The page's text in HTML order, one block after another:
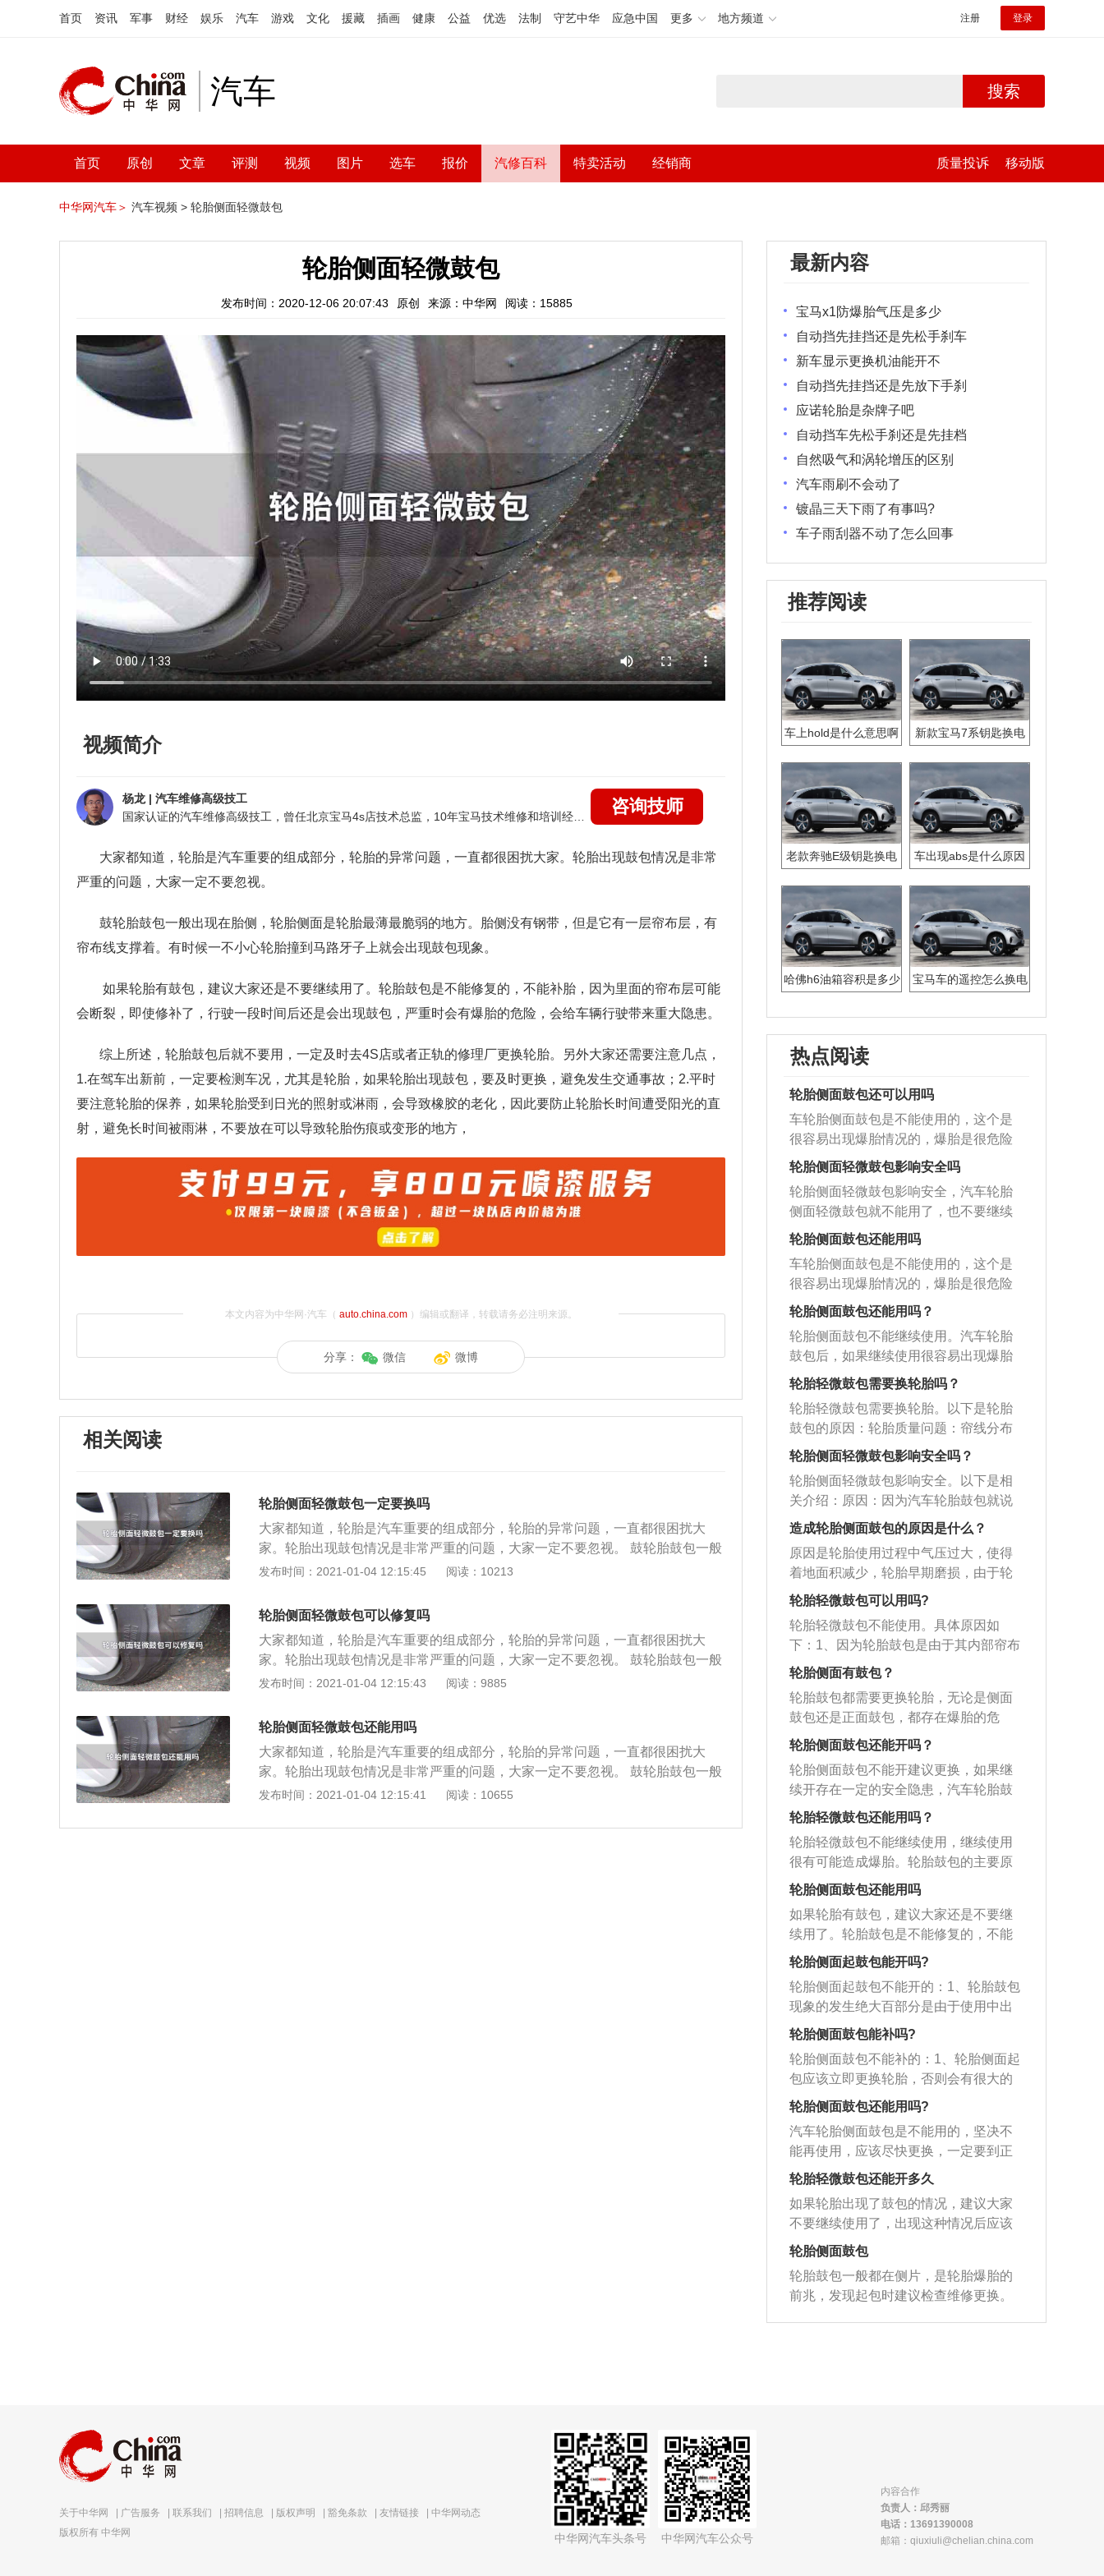
首页 资讯 军事 财经 娱乐 汽车 游戏 文化 援藏 插画 健康 公益 优选 法制 守艺中华 应急中国 更多 地方频道 注册 登录
汽车 搜索
首页 原创 文章 评测 视频 图片 选车 报价 汽修百科 特卖活动 经销商 质量投诉 移动版
中华网汽车＞ 汽车视频 > 轮胎侧面轻微鼓包
轮胎侧面轻微鼓包
发布时间：2020-12-06 20:07:43 原创 来源：中华网 阅读：15885
视频简介
杨龙| 汽车维修高级技工
国家认证的汽车维修高级技工，曾任北京宝马4s店技术总监，10年宝马技术维修和培训经验，擅长：宝马全系疑难故障诊断维修，远程维修技术指导
咨询技师
大家都知道，轮胎是汽车重要的组成部分，轮胎的异常问题，一直都很困扰大家。轮胎出现鼓包情况是非常
严重的问题，大家一定不要忽视。
鼓轮胎鼓包一般出现在胎侧，轮胎侧面是轮胎最薄最脆弱的地方。胎侧没有钢带，但是它有一层帘布层，有
帘布线支撑着。有时候一不小心轮胎撞到马路牙子上就会出现鼓包现象。
如果轮胎有鼓包，建议大家还是不要继续用了。轮胎鼓包是不能修复的，不能补胎，因为里面的帘布层可能
会断裂，即使修补了，行驶一段时间后还是会出现鼓包，严重时会有爆胎的危险，会给车辆行驶带来重大隐患。
综上所述，轮胎鼓包后就不要用，一定及时去4S店或者正轨的修理厂更换轮胎。另外大家还需要注意几点，
1.在驾车出新前，一定要检测车况，尤其是轮胎，如果轮胎出现鼓包，要及时更换，避免发生交通事故； 2.平时
要注意轮胎的保养，如果轮胎受到日光的照射或淋雨，会导致橡胶的老化，因此要防止轮胎长时间遭受阳光的直
射，避免长时间被雨淋，不要放在可以导致轮胎伤痕或变形的地方，
本文内容为中华网·汽车（ auto.china.com）编辑或翻译，转载请务必注明来源。
分享： 微信 微博
相关阅读
轮胎侧面轻微鼓包一定要换吗
大家都知道，轮胎是汽车重要的组成部分，轮胎的异常问题，一直都很困扰大
家。轮胎出现鼓包情况是非常严重的问题，大家一定不要忽视。 鼓轮胎鼓包一般
出现在胎侧，轮胎侧面是轮胎最薄最脆弱的地方。胎侧没有钢带，但是它 一层帘
象。 如果轮胎有鼓包，建议大家还是不要继续用了。轮胎鼓包是不能修复的，不
能补胎，因为里面的帘布层可能会断裂，即使修补了，行驶一段时间后还是会出
现鼓包，严重时会有爆胎的危险，会给车辆行驶带来重大隐患。 综上所述，轮胎
鼓包后就不要用，一定及时去4S店或者正轨的修理厂更换轮胎。另外大家还需要
注意几点，1.在驾车出新前，一定要检测车况，尤其是轮胎，如果轮胎出现鼓
日光的照射或淋雨，会导致橡胶的老化，因此要防止轮胎长时间遭受阳光的直
射，避免长时间被雨淋，不要放在可以导致轮胎伤痕或变形的地方，
发布时间：2021-01-04 12:15:45 阅读：10213
轮胎侧面轻微鼓包可以修复吗
大家都知道，轮胎是汽车重要的组成部分，轮胎的异常问题，一直都很困扰大
家。轮胎出现鼓包情况是非常严重的问题，大家一定不要忽视。 鼓轮胎鼓包一般
出现在胎侧，轮胎侧面是轮胎最薄最脆弱的地方。胎侧没有钢带，但是它 一层帘
象。 如果轮胎有鼓包，建议大家还是不要继续用了。轮胎鼓包是不能修复的，不
能补胎，因为里面的帘布层可能会断裂，即使修补了，行驶一段时间后还是会出
现鼓包，严重时会有爆胎的危险，会给车辆行驶带来重大隐患。 综上所述，轮胎
鼓包后就不要用，一定及时去4S店或者正轨的修理厂更换轮胎。另外大家还需要
注意几点，1.在驾车出新前，一定要检测车况，尤其是轮胎，如果轮胎出现鼓
发布时间：2021-01-04 12:15:43 阅读：9885
轮胎侧面轻微鼓包还能用吗
大家都知道，轮胎是汽车重要的组成部分，轮胎的异常问题，一直都很困扰大
家。轮胎出现鼓包情况是非常严重的问题，大家一定不要忽视。 鼓轮胎鼓包一般
出现在胎侧，轮胎侧面是轮胎最薄最脆弱的地方。胎侧没有钢带，但是它一层帘
象。 如果轮胎有鼓包，建议大家还是不要继续用了。轮胎鼓包是不能修复的，不
发布时间：2021-01-04 12:15:41 阅读：10655
最新内容
宝马x1防爆胎气压是多少
自动挡先挂挡还是先松手刹车
新车显示更换机油能开不
自动挡先挂挡还是先放下手刹
应诺轮胎是杂牌子吧
自动挡车先松手刹还是先挂档
自然吸气和涡轮增压的区别
汽车雨刷不会动了
镀晶三天下雨了有事吗?
车子雨刮器不动了怎么回事
推荐阅读
车上hold是什么意思啊
新款宝马7系钥匙换电
老款奔驰E级钥匙换电
车出现abs是什么原因
哈佛h6油箱容积是多少
宝马车的遥控怎么换电
热点阅读
轮胎侧面鼓包还可以用吗
车轮胎侧面鼓包是不能使用的，这个是
很容易出现爆胎情况的，爆胎是很危险
的，建议更换新胎，尤其是夏日高温的
情况下，就更加危险。车轮侧面鼓包的
原因：1、如果轮胎在使用的过程中，出
现强烈的意外冲击，就会导致轮胎在冲
击物和轮辋凸缘之间产生严重的挤压变
形，这个是会造成胎壁帘子布断纱的，
然后轮胎内部的空气就会从断纱处顶
驶，如发生鼓包情况，更换轮胎即可。
2、还有胎压异常也会引致鼓包的：如果
胎压太大，轮胎就会很硬，在受异常的
外力作用下，容易发生断裂，产生鼓
包。解决方法：车主应注意胎压不能过
大也不能过小。3、气压偏低，轮胎就会
容易扁，在受硬物撞击时，容易在障碍
物与轮圈之间发生断裂，也会形成鼓包
的。解决方法：更换轮胎即可。4、使用
劣质轮胎。解决方法：选择优质轮胎。
或者正规的修理厂更换轮胎。另外还需
要注意几点：1、在驾车出行前，一定要
检测车况，尤其是轮胎，如果轮胎出现
鼓包，要及时更换，避免发生交通事
故；2、平时要注意轮胎的保养，如果轮
胎受到日光的照射或淋雨，会导致橡胶
的老化，因此要防止轮胎长时间遭受阳
光的直射，避免长时间被雨淋，不要放
在可以导致轮胎伤痕或变形的地方。
轮胎侧面轻微鼓包影响安全吗
轮胎侧面轻微鼓包影响安全，汽车轮胎
侧面轻微鼓包就不能用了，也不要继续
再开，不然会有安全隐患。因为轮胎鼓
包的原因是帘布层里的帘线裂了，使得
气体从帘线裂开处向外部挤压，失去了
帘线的支撑，由于轮胎是橡胶制造的，
橡胶富有弹性，从而被气体挤压出鼓
包。所以，继续开会造成爆胎。如果低
速行驶在城市道路爆胎了，就还可以掌
了，对人身安全造成很大的威胁。因
此，要赶紧换新轮胎。要尽可能的规避
轮胎鼓包的发生，才能更好的延长轮胎
使用年限。车主要定期的对轮胎胎压做
检查，让胎压始终维持在正常范围内，
不可让胎压高了或者低了，对于路况不
好的路面，要极慢速前进，停车时将车
辆放在比较平整的地方。
轮胎侧面鼓包还能用吗
车轮胎侧面鼓包是不能使用的，这个是
很容易出现爆胎情况的，爆胎是很危险
的，建议更换新胎，尤其是夏日高温的
情况下，就更加危险。车轮侧面鼓包的
原因：1、如果轮胎在使用的过程中，出
现强烈的意外冲击，就会导致轮胎在冲
击物和轮辋凸缘之间产生严重的挤压变
形，这个是会造成胎壁帘子布断纱的，
然后轮胎内部的空气就会从断纱处顶
致鼓包的：如果胎压太大，轮胎就会很
硬，在受异常的外力作用下，容易发生
断裂，产生鼓包；3、气压偏低，轮胎就
会容易扁，在受硬物撞击时，容易在障
碍物与轮圈之间发生断裂，也会形成鼓
包的。4、使用劣质轮胎。轮胎鼓包后就
不要用，一定及时去4S店或者正规的修
理厂更换轮胎。另外还需要注意几点：
1、在驾车出行前，一定要检测车况，尤
其是轮胎，如果轮胎出现鼓包，要及时
意轮胎的保养，如果轮胎受到日光的照
射或淋雨，会导致橡胶的老化，因此要
防止轮胎长时间遭受阳光的直射，避免
长时间被雨淋，不要放在可以导致轮胎
伤痕或变形的地方。
轮胎侧面鼓包还能用吗？
轮胎侧面鼓包不能继续使用。汽车轮胎
鼓包后，如果继续使用很容易出现爆胎
的情况，特别是在高速行驶的时候，会
有严重的安全隐患，建议尽快到附近维
修厂进行更换。轮胎出现鼓包情况，可
能是轮胎没安装好和轮胎品牌质量不
行，也有可能是在使用中出现意外冲
撞，造成胎壁帘布层局部断线形成的情
况。轮胎的作用：支持车辆的全部重
的扭力，保证车轮与路面的附着力；减
轻和吸收汽车行驶时的震动和冲击力，
避免汽车零部件受到剧烈震动和早期损
坏；适应车辆的高速性能；降低行驶中
的噪音。汽车轮胎的保养方法：定期检
查胎压；清除胎纹内杂物；检查轮胎的
磨损情况，根据磨损情况及时更换；进
行四轮换位，四轮换位能保证车辆4个轮
胎均匀受力，避免过度磨损。轮胎的寿
命：轮胎使用年限最长6-8年。对于轮胎
一般建议都是用三到五年，使用里程是
六到八万公里，然后再根据这个轮胎的
里程数或者是磨损程度，检查之后再来
换。
轮胎轻微鼓包需要换轮胎吗？
轮胎轻微鼓包需要换轮胎。以下是轮胎
鼓包的原因：轮胎质量问题：帘线分布
不均，帘线强度不足导致的鼓包。在正
常行驶的情况下出现。属于轮胎质量问
题，这种情况轮胎厂家会提供新胎更
换。外力撞击：一般受到外力造成，比
如受到挤压、撞击等。靠边停车靠得太
近，轮胎挤在马路牙子上，或者直接上
马路牙子时，都会挤到轮胎侧壁，挤压
过减速带、过坑等不减速，轮胎突然撞
击上去，也会导致断裂，这是突然间变
形量过大导致断裂。
轮胎侧面轻微鼓包影响安全吗？
轮胎侧面轻微鼓包影响安全。以下是相
关介绍：原因：因为汽车轮胎鼓包就说
明其内部的帘子线断裂，而帘布层是轮
胎的骨架，帘子线断裂就只剩橡胶在支
撑着不让气体往外跑，再加上胎侧本来
就很薄弱，当轮胎内的气压过大时，鼓
包处就很容易破裂。轮胎侧面鼓包的原
因：当轮胎气压过高时，则会容易出现
鼓包的现象；而胎压过低，轮毂与地面
不平，导致轮胎与地面或者障碍物经常
撞击，也会造成轮胎鼓包。轮胎蹭到马
路牙子，也是对轮胎损害极大，容易导
致出现鼓包的现象。
造成轮胎侧面鼓包的原因是什么？
原因是轮胎使用过程中气压过大，使得
着地面积减少，轮胎早期磨损，由于轮
胎滚动加速或轮胎散热差，使得胎面温
度升高，从而鼓包。以下是轮胎的相关
介绍：1、作用：支持车辆的全部重量，
承受汽车的负荷，并传递其他方向的力
和力矩；传送牵引和制动的扭力，保证
车轮和路面之间有良好的附着性，以提
高汽车的动力性、制动性和通过性；与
冲击；2、寿命：轮胎的寿命跟许多因素
有关，比如气候、道路、驾驶方式、安
装、保养维修等等。从国际的规定来
说，如果轮胎使用正常，轮胎磨至花纹
深度为1.6毫米时就必须更换。
轮胎轻微鼓包可以用吗?
轮胎轻微鼓包不能使用。具体原因如
下：1、因为轮胎鼓包是由于其内部帘布
层中的帘线出现断裂，导致气体从帘线
断裂处往外挤压，没有了帘线的支撑，
富有弹性的橡胶便会在气体的压力下出
现鼓包。2、当轮胎鼓包就说明轮胎内部
的帘线已经断裂，继续使用有可能会造
成爆胎。扩展内容：为了延长轮胎的使
用寿命，应尽可能避免鼓包现象的发
持在正常范围内，不能过高也不能过
低。在行驶时，遇到比较苛刻的路况应
减速通过，日常停车时应将车辆停放在
较为平整的路面上。
轮胎侧面有鼓包？
轮胎鼓包都需要更换轮胎，无论是侧面
鼓包还是正面鼓包，都存在爆胎的危
险，不宜继续使用。因为汽车轮胎鼓包
说明其内部的帘子线断裂，而帘布层是
轮胎的骨架，帘子线断裂就只剩橡胶在
支撑着不让气体往外跑，再加上胎侧本
来就很薄弱，当轮胎内的气压过大时，
鼓包处就很容易破裂。出现以下情况轮
胎不能修补：1、胎侧损坏不可以修补。
以修补。3、如有胎圈损坏或变形、胎面
变形、橡胶被化学品腐蚀或轮胎缺气碾
压损坏等无法修补。4、轮胎出现鼓包。
轮胎侧面鼓包还能开吗？
轮胎侧面鼓包不能开建议更换，如果继
续开存在一定的安全隐患，汽车轮胎鼓
包说明其内部的帘子线断裂，帘布层是
轮胎的骨架，帘子线断裂就只剩橡胶在
支撑着不让气体往外跑，再加上胎侧本
来就很薄弱，当轮胎内的气压过大时鼓
包处就很容易破裂。在有些修理店可能
会通过热补法修复较为轻微的鼓包，热
补法指的是用高温硫化将生胶融合到轮
的作用。实际上这种方法并没有从根本
上去解决帘子线断裂的问题，只是在鼓
包处加厚了橡胶，长时间或高速使用存
在很大的安全隐患。
轮胎轻微鼓包还能用吗？
轮胎轻微鼓包不能继续使用，继续使用
很有可能造成爆胎。轮胎鼓包的主要原
因：冠空。冠主要表现为轮胎花纹表面
(称之为冠面)即胎面顶部脱层。主要原因
是因为轮胎使用过程中轮胎气压过大，
使得轮胎着地面积减少，轮胎早期磨
损，轮胎使用过程中由于滚动加速或者
轮胎散热不是很好，使得胎面温度升
高；肩空。肩空是轮胎侧面鼓包的一
胎面与胎侧之间较为常见；子口空。主
要指载重子午线轮胎。主要表现钢圈周
围脱空。由于子口钢丝收口时存在问
题，造成钢丝圈开裂脱层。子口部位钢
丝圈部位的胶体由于高温原因或者胶体
本身配置有问题造成橡胶老化脱层；帘
子鼓包。主要指轿汽车午线轮胎在经过
沟、坎或路面异物时速度过快导致钢圈
和地面挤压轮胎侧面断裂引起胎侧局部
位置鼓包。轮胎鼓包处理的注意事项：
胎专业安装设备及专业的安装程序来操
作；尽量避免长时间在恶劣的路况下行
驶，如果无法避免请注意车速越慢越
轮胎侧面鼓包还能用吗
如果轮胎有鼓包，建议大家还是不要继
续用了。轮胎鼓包是不能修复的，不能
补胎，因为里面的帘布层可能会断裂，
即使修补了，行驶一段时间后还是会出
现鼓包，严重时会有爆胎的危险，会给
车辆行驶带来重大隐患。一定及时去维
修机构更换轮胎。
轮胎侧面起鼓包能开吗?
轮胎侧面起鼓包不能开的：1、轮胎鼓包
现象的发生绝大百部分是由于使用中出
现意外的强烈冲击，从而导致轮胎在冲
击物和轮辋凸缘之间产生严重的挤压变
形；2、造成胎壁帘度子布断纱问，这时
轮胎内部的空气就会从断纱处顶起，形
成“鼓包”轮胎侧面出现“鼓包”；3、不但影
响行车，而且有爆胎危险，是车答辆行
驶的重大事故隐患。因此，如果出现
包”的轮胎。一定要马上到正规的轮胎店
里答进行专业检测和更换。
轮胎侧面鼓包能补吗?
轮胎侧面鼓包不能补的：1、轮胎侧面起
包应该立即更换轮胎，否则会有很大的
安全隐患。因为轮胎侧面是整个轮胎最
薄的百部分，也是最弱的部分，这部度
分起包，预示着轮胎内部的子午线已经
断裂，不能够继续使用；2、轮胎侧鼓为
轮胎胎体帘线断裂问数根（或帘线排列
稀疏，此时为长条状鼓起），断裂处强
度变弱因而形成向外突起（就像气球一
起包现象除答了安装和轮胎制造制作原
因外，绝大部分由于使用中出现意外的
强烈冲击障碍物（例如：坑洞），造成
轮胎侧面鼓包还能用吗?
汽车轮胎侧面鼓包是不能用的，坚决不
能再使用，应该尽快更换，一定要到正
规的轮胎店里进行专业检测和更换。产
生鼓包现象的原因主要有：1、车胎气压
不合适、路面状况恶劣、车胎质量不
好、经常压马路牙子等。轮胎出现鼓
包，不但影响行车，而且有爆胎危险，
是车辆行驶的重大安全隐患；2、针对这
些产生鼓包的原因，我们在使用汽车的
轮胎轻微鼓包还能开多久
如果轮胎出现了鼓包的情况，建议大家
不要继续使用了，出现这种情况后应该
立即更换新的轮胎。轮胎是汽车上一个
重要的部件，这个部件是汽车上唯一与
地面接触的部件，这个部件关乎到汽车
的行驶稳定性和行驶安全性。大家在平
时用车时一定要重视自己汽车的轮胎。
的老化速度，并且也会增加爆胎的几
率。轮胎是橡胶制品，橡胶制品长时间
使用会出现老化现象。所以轮胎是需要
轮胎侧面鼓包
轮胎鼓包一般都在侧片，是轮胎爆胎的
前兆，发现起包时建议检查维修更换。
记，这些标记为法定的最小沟槽深度，
高度为为1.6毫米。继续驾驶将会村子严
重的安全问题。2、轮胎受过严重损伤，
关于中华网 广告服务 联系我们 招聘信息 版权声明 豁免条款 友情链接
中华网动态
版权所有 中华网
中华网汽车头条号 中华网汽车公众号
内容合作
负责人：邱秀丽
电话：13691390008
邮箱：qiuxiuli@chelian.china.com